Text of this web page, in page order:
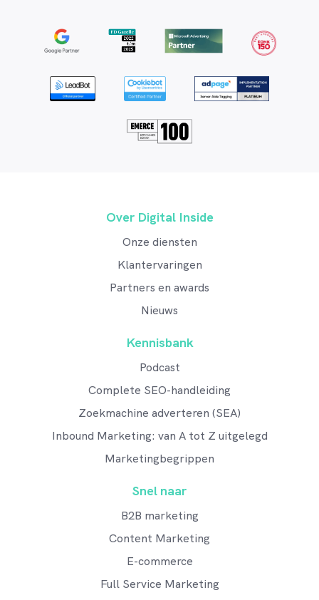
Over Digital Inside
Onze diensten
Klantervaringen
Partners en awards
Nieuws
Kennisbank
Podcast
Complete SEO-handleiding
Zoekmachine adverteren (SEA)
Inbound Marketing: van A tot Z uitgelegd
Marketingbegrippen
Snel naar
B2B marketing
Content Marketing
E-commerce
Full Service Marketing